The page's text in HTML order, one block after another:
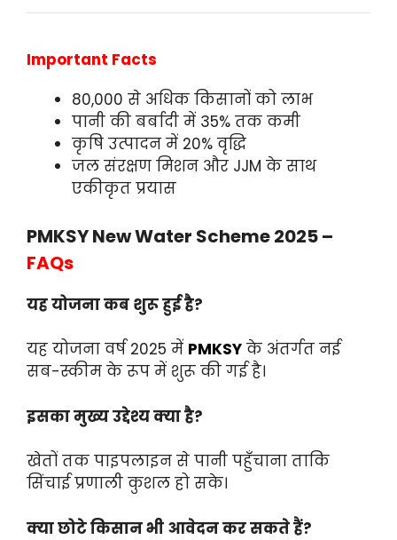
Important Facts
80,000 से अधिक किसानों को लाभ
पानी की बर्बादी में 35% तक कमी
कृषि उत्पादन में 20% वृद्धि
जल संरक्षण मिशन और JJM के साथ
एकीकृत प्रयास
PMKSY New Water Scheme 2025 –
FAQs
यह योजना कब शुरू हुई है?
यह योजना वर्ष 2025 में PMKSY के अंतर्गत नई
सब-स्कीम के रूप में शुरू की गई है।
इसका मुख्य उद्देश्य क्या है?
खेतों तक पाइपलाइन से पानी पहुँचाना ताकि
सिंचाई प्रणाली कुशल हो सके।
क्या छोटे किसान भी आवेदन कर सकते हैं?